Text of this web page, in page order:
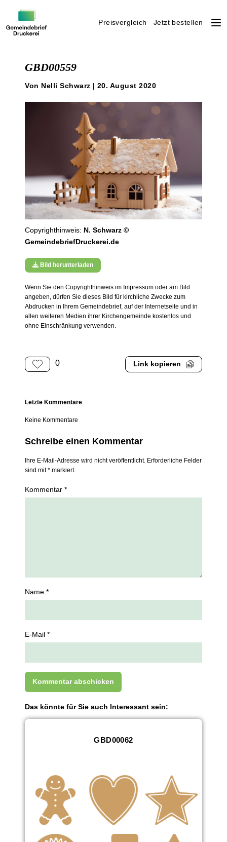
Preisvergleich Jetzt bestellen
GBD00559
Von Nelli Schwarz | 20. August 2020
Copyrighthinweis: N. Schwarz ©
GemeindebriefDruckerei.de
Bild herunterladen
Wenn Sie den Copyrighthinweis im Impressum oder am Bild
angeben, dürfen Sie dieses Bild für kirchliche Zwecke zum
Abdrucken in Ihrem Gemeindebrief, auf der Internetseite und in
allen weiteren Medien ihrer Kirchengemeinde kostenlos und
ohne Einschränkung verwenden.
0 Link kopieren
Letzte Kommentare
Keine Kommentare
Schreibe einen Kommentar
Ihre E-Mail-Adresse wird nicht veröffentlicht. Erforderliche Felder
sind mit * markiert.
Kommentar *
Name *
E-Mail *
Das könnte für Sie auch Interessant sein:
GBD00062